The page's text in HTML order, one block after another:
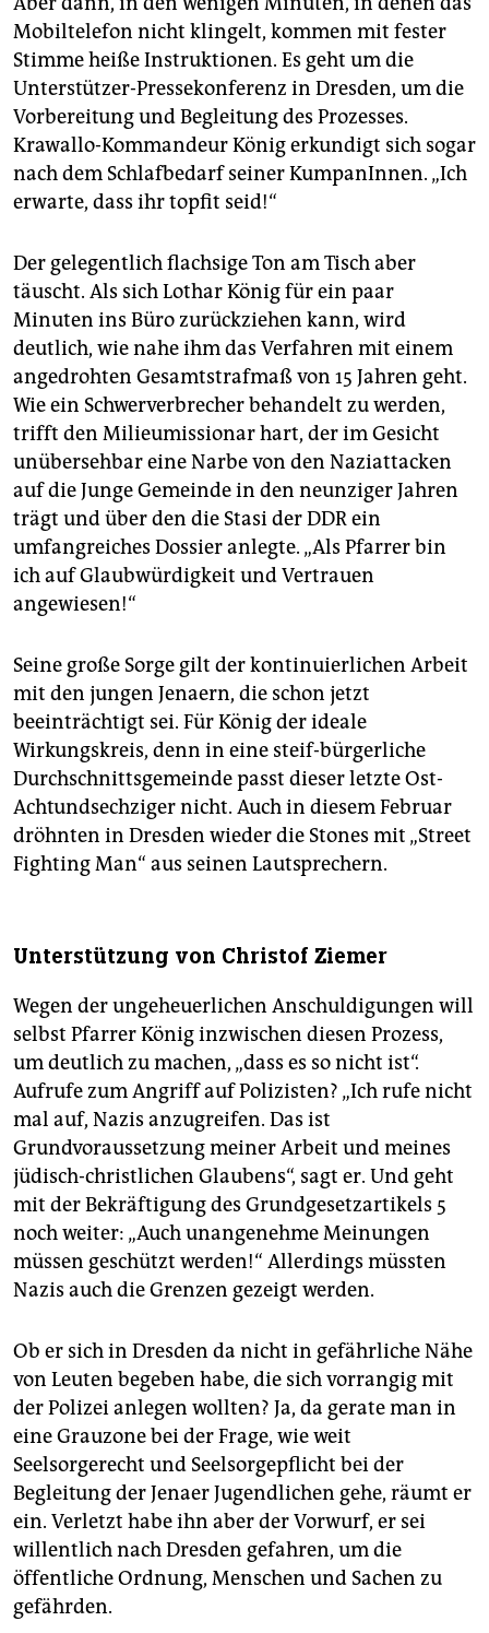
Mobiltelefon nicht klingelt, kommen mit fester
Stimme heiße Instruktionen. Es geht um die
Unterstützer-Pressekonferenz in Dresden, um die
Vorbereitung und Begleitung des Prozesses.
Krawallo-Kommandeur König erkundigt sich sogar
nach dem Schlafbedarf seiner KumpanInnen. „Ich
erwarte, dass ihr topfit seid!“
Der gelegentlich flachsige Ton am Tisch aber
täuscht. Als sich Lothar König für ein paar
Minuten ins Büro zurückziehen kann, wird
deutlich, wie nahe ihm das Verfahren mit einem
angedrohten Gesamtstrafmaß von 15 Jahren geht.
Wie ein Schwerverbrecher behandelt zu werden,
trifft den Milieumissionar hart, der im Gesicht
unübersehbar eine Narbe von den Naziattacken
auf die Junge Gemeinde in den neunziger Jahren
trägt und über den die Stasi der DDR ein
umfangreiches Dossier anlegte. „Als Pfarrer bin
ich auf Glaubwürdigkeit und Vertrauen
angewiesen!“
Seine große Sorge gilt der kontinuierlichen Arbeit
mit den jungen Jenaern, die schon jetzt
beeinträchtigt sei. Für König der ideale
Wirkungskreis, denn in eine steif-bürgerliche
Durchschnittsgemeinde passt dieser letzte Ost-
Achtundsechziger nicht. Auch in diesem Februar
dröhnten in Dresden wieder die Stones mit „Street
Fighting Man“ aus seinen Lautsprechern.
Unterstützung von Christof Ziemer
Wegen der ungeheuerlichen Anschuldigungen will
selbst Pfarrer König inzwischen diesen Prozess,
um deutlich zu machen, „dass es so nicht ist“.
Aufrufe zum Angriff auf Polizisten? „Ich rufe nicht
mal auf, Nazis anzugreifen. Das ist
Grundvoraussetzung meiner Arbeit und meines
jüdisch-christlichen Glaubens“, sagt er. Und geht
mit der Bekräftigung des Grundgesetzartikels 5
noch weiter: „Auch unangenehme Meinungen
müssen geschützt werden!“ Allerdings müssten
Nazis auch die Grenzen gezeigt werden.
Ob er sich in Dresden da nicht in gefährliche Nähe
von Leuten begeben habe, die sich vorrangig mit
der Polizei anlegen wollten? Ja, da gerate man in
eine Grauzone bei der Frage, wie weit
Seelsorgerecht und Seelsorgepflicht bei der
Begleitung der Jenaer Jugendlichen gehe, räumt er
ein. Verletzt habe ihn aber der Vorwurf, er sei
willentlich nach Dresden gefahren, um die
öffentliche Ordnung, Menschen und Sachen zu
gefährden.